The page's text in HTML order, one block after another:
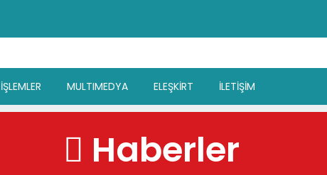
İŞLEMLER MULTIMEDYA ELEŞKİRT İLETİŞİM
Haberler